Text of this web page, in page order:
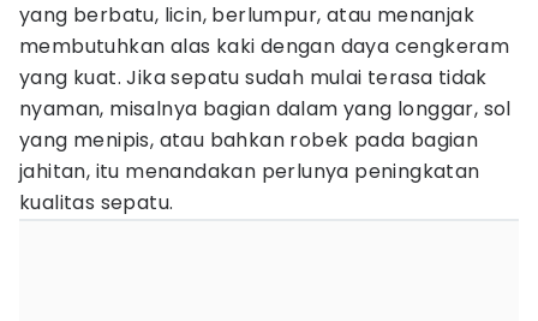
yang berbatu, licin, berlumpur, atau menanjak
membutuhkan alas kaki dengan daya cengkeram
yang kuat. Jika sepatu sudah mulai terasa tidak
nyaman, misalnya bagian dalam yang longgar, sol
yang menipis, atau bahkan robek pada bagian
jahitan, itu menandakan perlunya peningkatan
kualitas sepatu.